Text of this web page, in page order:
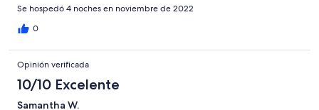
Se hospedó 4 noches en noviembre de 2022
0
Opinión verificada
10/10 Excelente
Samantha W.